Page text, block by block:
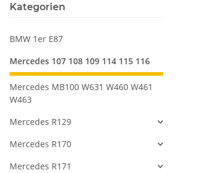
Kategorien
BMW 1er E87
Mercedes 107 108 109 114 115 116
Mercedes MB100 W631 W460 W461
W463
Mercedes R129
Mercedes R170
Mercedes R171